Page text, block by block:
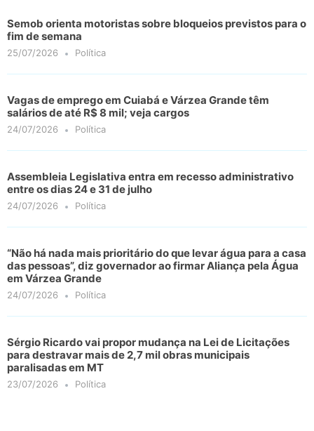
Semob orienta motoristas sobre bloqueios previstos para o
fim de semana
25/07/2026 Política
Vagas de emprego em Cuiabá e Várzea Grande têm
salários de até R$ 8 mil; veja cargos
24/07/2026 Política
Assembleia Legislativa entra em recesso administrativo
entre os dias 24 e 31 de julho
24/07/2026 Política
“Não há nada mais prioritário do que levar água para a casa
das pessoas”, diz governador ao firmar Aliança pela Água
em Várzea Grande
24/07/2026 Política
Sérgio Ricardo vai propor mudança na Lei de Licitações
para destravar mais de 2,7 mil obras municipais
paralisadas em MT
23/07/2026 Política